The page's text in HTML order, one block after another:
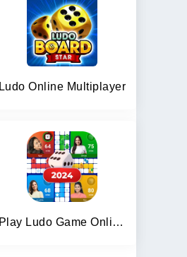
Ludo Online Multiplayer
Play Ludo Game Online Win Cash